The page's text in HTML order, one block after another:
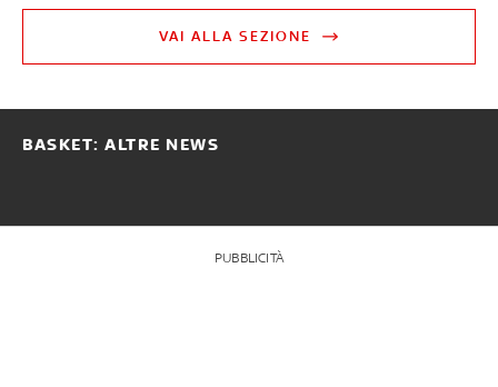
VAI ALLA SEZIONE
BASKET: ALTRE NEWS
PUBBLICITÀ